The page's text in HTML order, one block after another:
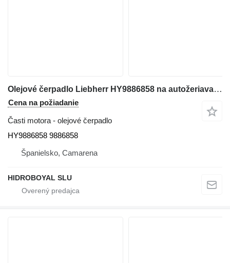
Olejové čerpadlo Liebherr HY9886858 na autožeriava Liebherr LTM CRANES
Cena na požiadanie
Časti motora - olejové čerpadlo
HY9886858 9886858
Španielsko, Camarena
HIDROBOYAL SLU